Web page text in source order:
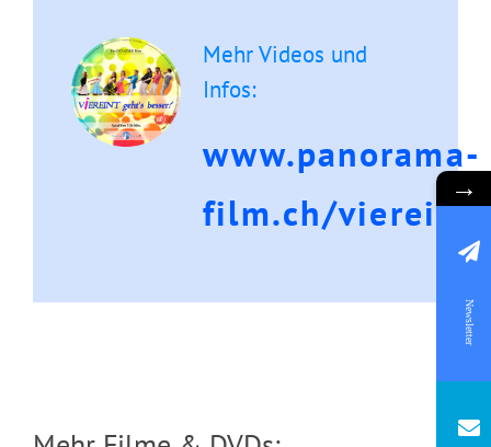
Mehr Videos und
Infos:
www.panorama-
film.ch/viereint/
→
Newsletter